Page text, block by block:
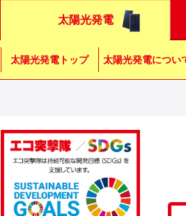
太陽光発電
太陽光発電トップ 太陽光発電につい